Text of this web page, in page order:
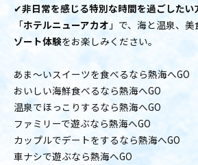
✔非日常を感じる特別な時間を過ごしたい
「ホテルニューアカオ 」で、海と温泉、
ゾート体験をお楽しみください。
あま〜いスイーツを食べるなら熱海へGO
おいしい海鮮食べるなら熱海へGO
温泉でほっこりするなら熱海へGO
ファミリーで遊ぶなら熱海へGO
カップルでデートをするなら熱海へGO
車ナシで遊ぶなら熱海へGO